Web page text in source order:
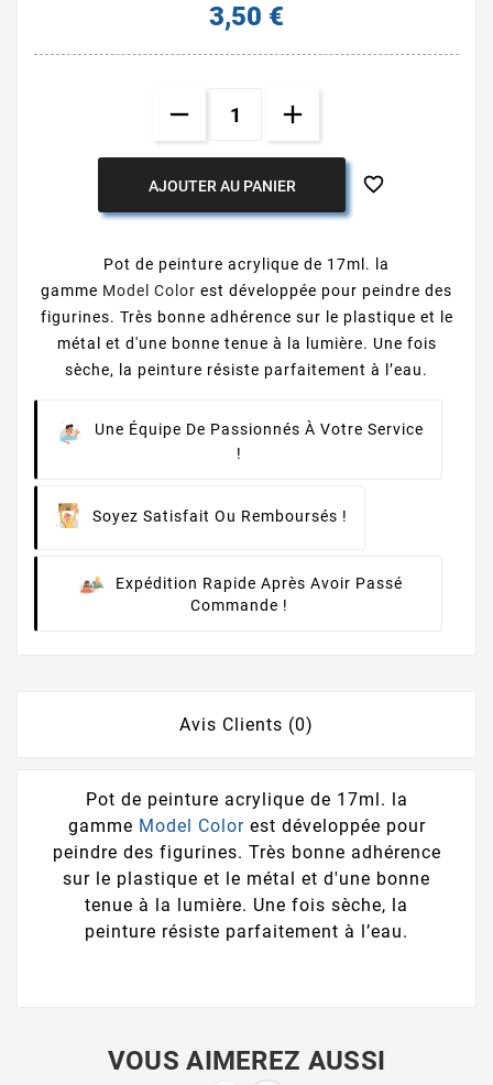
3,50 €
AJOUTER AU PANIER 
Pot de peinture acrylique de 17ml. la
gamme Model Color est développée pour peindre des
figurines. Très bonne adhérence sur le plastique et le
métal et d'une bonne tenue à la lumière. Une fois
sèche, la peinture résiste parfaitement à l’eau.
Une Équipe De Passionnés À Votre Service
!
Soyez Satisfait Ou Remboursés !
Expédition Rapide Après Avoir Passé
Commande !
Avis Clients (0)
Pot de peinture acrylique de 17ml. la
gamme Model Colorest développée pour
peindre des figurines. Très bonne adhérence
sur le plastique et le métal et d'une bonne
tenue à la lumière. Une fois sèche, la
peinture résiste parfaitement à l’eau.
VOUS AIMEREZ AUSSI